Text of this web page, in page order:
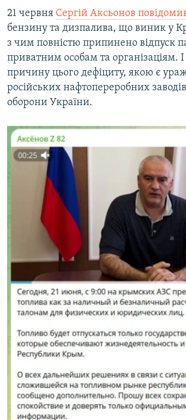
21 червня Сергій Аксьонов
бензину та дизпалива, що виник у
з чим повністю припинено відпуск
приватним особам та організаціям.
причину цього дефіциту, якою є
російських нафтопереробних
оборони України.